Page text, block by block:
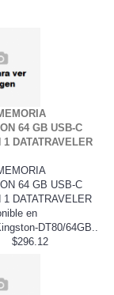
64 GB USB-C
1 DATATRAVELER
64 GB USB-C
1 DATATRAVELER
en
DT80/64GB..
$296.12